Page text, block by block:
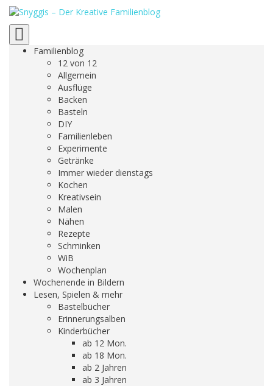
Toggle
navigation
Familienblog
12 von 12
Allgemein
Ausflüge
Backen
Basteln
DIY
Familienleben
Experimente
Getränke
Immer wieder dienstags
Kochen
Kreativsein
Malen
Nähen
Rezepte
Schminken
WiB
Wochenplan
Wochenende in Bildern
Lesen, Spielen & mehr
Bastelbücher
Erinnerungsalben
Kinderbücher
ab 12 Mon.
ab 18 Mon.
ab 2 Jahren
ab 3 Jahren